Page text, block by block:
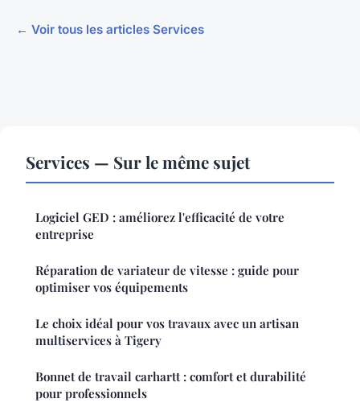
← Voir tous les articles Services
Services — Sur le même sujet
Logiciel GED : améliorez l'efficacité de votre
entreprise
Réparation de variateur de vitesse : guide pour
optimiser vos équipements
Le choix idéal pour vos travaux avec un artisan
multiservices à Tigery
Bonnet de travail carhartt : comfort et durabilité
pour professionnels